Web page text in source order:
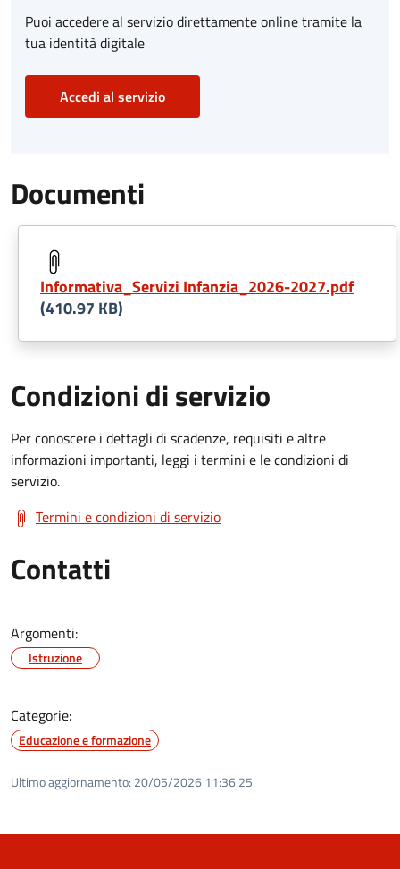
Puoi accedere al servizio direttamente online tramite la
tua identità digitale
Accedi al servizio
Documenti
Informativa_Servizi Infanzia_2026-2027.pdf
(410.97 KB)
Condizioni di servizio
Per conoscere i dettagli di scadenze, requisiti e altre
informazioni importanti, leggi i termini e le condizioni di
servizio.
Termini e condizioni di servizio
Contatti
Argomenti:
Istruzione
Categorie:
Educazione e formazione
Ultimo aggiornamento: 20/05/2026 11:36.25